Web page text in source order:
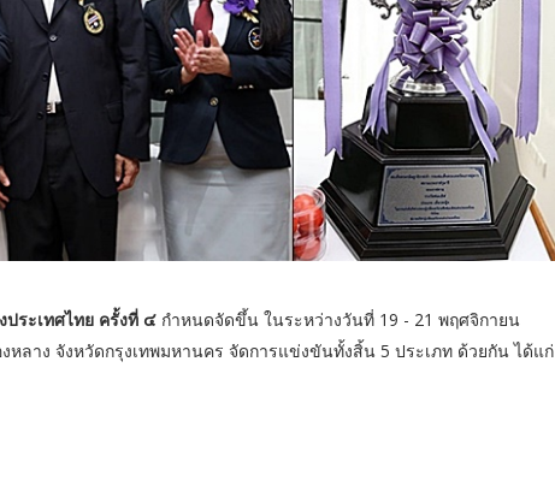
ระเทศไทย ครั้งที่ ๔ กำหนดจัดขึ้น ในระหว่างวันที่ 19 - 21 พฤศจิกายน
ลาง จังหวัดกรุงเทพมหานคร จัดการแข่งขันทั้งสิ้น 5 ประเภท ด้วยกัน ได้แก่